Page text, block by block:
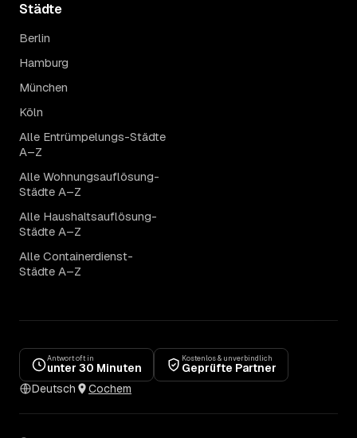
Städte
Berlin
Hamburg
München
Köln
Alle Entrümpelungs-Städte
A–Z
Alle Wohnungsauflösung-
Städte A–Z
Alle Haushaltsauflösung-
Städte A–Z
Alle Containerdienst-
Städte A–Z
Antwort oft in
unter 30 Minuten
Kostenlos & unverbindlich
Geprüfte Partner
Deutsch
Cochem